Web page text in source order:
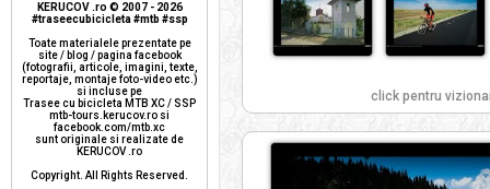
click pentru
KERUCOV .ro © 2007 - 2026
#traseecubicicleta #mtb #ssp
Toate materialele prezentate pe
site / blog / pagina facebook
(fotografii, articole, imagini, texte,
reportaje, montaje foto-video etc.)
si incluse pe
Trasee cu bicicleta MTB XC / SSP
mtb-tours.kerucov.ro si
facebook.com/mtb.xc
sunt originale si realizate de
KERUCOV .ro
Copyright. All Rights Reserved.